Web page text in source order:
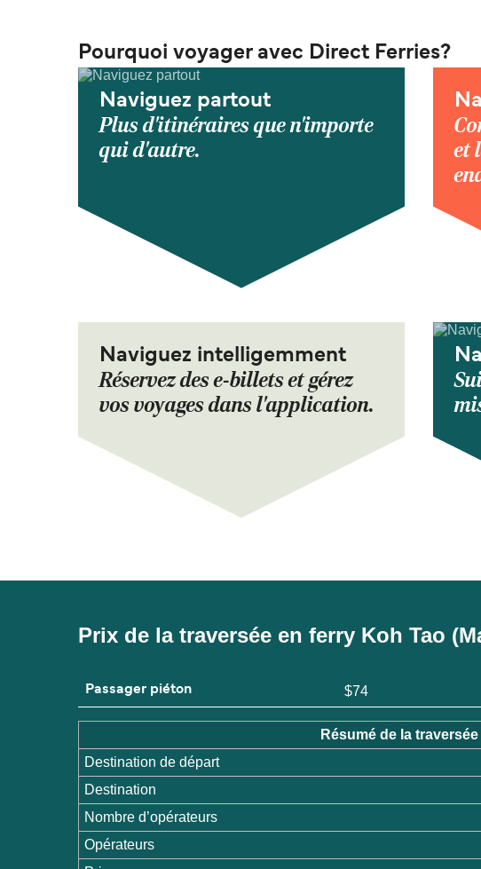
Pourquoi voyager avec Direct Ferries?
Naviguez partout
Plus d'itinéraires que n'importe
qui d'autre.
et
Naviguez intelligemment
Réservez des e-billets et gérez
vos voyages dans l'application.
Prix de la traversée en ferry Koh Tao
Passager piéton $74
Résumé de la
Destination de départ
Destination
Nombre d’opérateurs
Opérateurs